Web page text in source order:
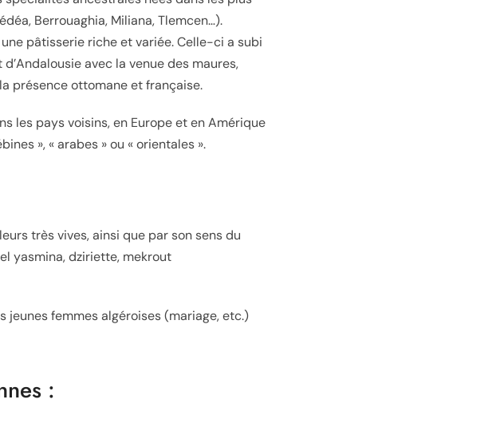
Berrouaghia, Miliana, Tlemcen…).
pâtisserie riche et variée. Celle-ci a subi
avec la venue des maures,
présence ottomane et française.
les pays voisins, en Europe et en Amérique
», « arabes » ou « orientales ».
très vives, ainsi que par son sens du
yasmina, dziriette, mekrout
femmes algéroises (mariage, etc.)
: